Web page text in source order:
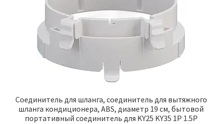
Соединитель для шланга, соединитель для вытяжного
шланга кондиционера, ABS, диаметр 19 см, бытовой
портативный соединитель для KY25 KY35 1P 1.5P